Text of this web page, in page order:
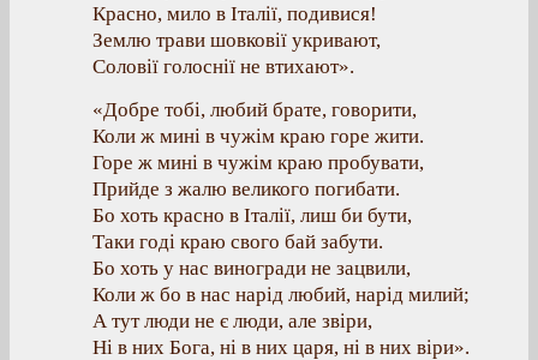
Красно, мило в Італії, подивися!
Землю трави шовковії укривают,
Соловії голоснії не втихают».
«Добре тобі, любий брате, говорити,
Коли ж мині в чужім краю горе жити.
Горе ж мині в чужім краю пробувати,
Прийде з жалю великого погибати.
Бо хоть красно в Італії, лиш би бути,
Таки годі краю свого бай забути.
Бо хоть у нас виногради не зацвили,
Коли ж бо в нас нарід любий, нарід милий;
А тут люди не є люди, але звіри,
Ні в них Бога, ні в них царя, ні в них віри».